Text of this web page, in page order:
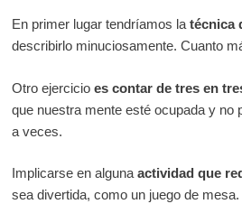
En primer lugar tendríamos la técnica
describirlo minuciosamente. Cuanto
Otro ejercicio es contar de tres en
que nuestra mente esté ocupada y no
a veces.
Implicarse en algunaactividad que
sea divertida, como un juego de mesa.